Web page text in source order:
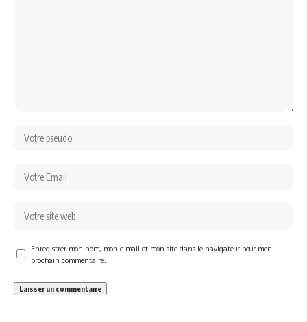
Enregistrer mon nom, mon e-mail et mon site dans le navigateur pour mon
prochain commentaire.